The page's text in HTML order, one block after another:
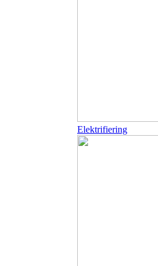
Elektrifiering